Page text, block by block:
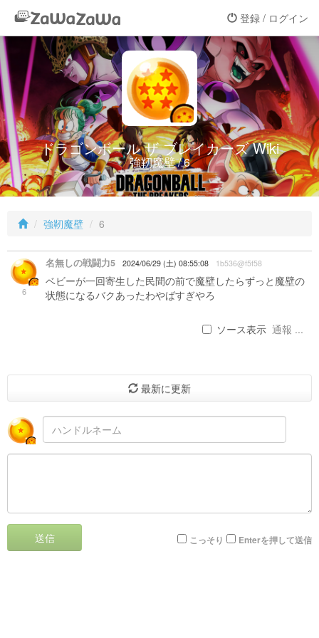
登録 / ログイン
ドラゴンボール ザ ブレイカーズ Wiki
強靭魔壁 / 6
強靭魔壁 6
6
名無しの戦闘力5 2024/06/29 (土) 08:55:08 1b536@f5f58
ベビーが一回寄生した民間の前で魔壁したらずっと魔壁の
状態になるバクあったわやばすぎやろ
ソース表示 通報 ...
最新に更新
送信 こっそり Enterを押して送信